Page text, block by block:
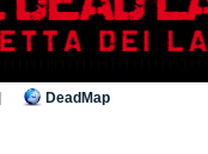
DeadMap